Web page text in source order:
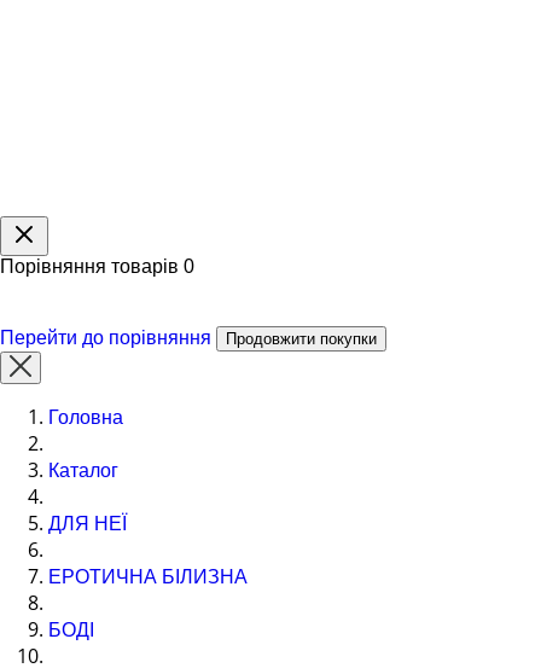
Порівняння товарів 0
Перейти до порівняння Продовжити покупки
Головна
Каталог
ДЛЯ НЕЇ
ЕРОТИЧНА БІЛИЗНА
БОДІ